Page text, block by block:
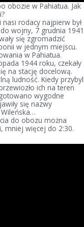
obozie w Pahiatua. Jak
rodacy najpierw był
wojny, 7 grudnia 1941
się zgromadzić
w jednym miejscu.
w Pahiatua.
1944 roku, czekały
na stację docelową.
ludność. Kiedy
ich na teren
wygodne
się nazwy
do obozu można
mniej więcej do 2:30.